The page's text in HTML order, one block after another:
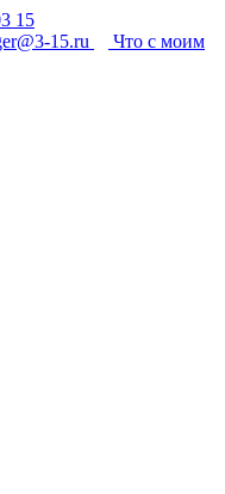
15
15.ru
Что с моим